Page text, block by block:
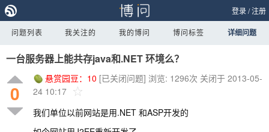
登录/注册
问题列表 我关注的 我的博问 博问标签 详细问题
一台服务器上能共存java和.NET 环境么？
0
悬赏园豆： 10 [已关闭问题] 浏览: 1296次 关闭于 2013-05-
24 10:17
我们单位以前网站是用.NET 和ASP开发的